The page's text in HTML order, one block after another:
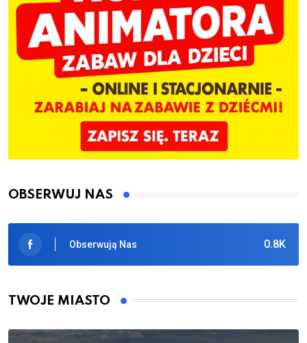
OBSERWUJ NAS
0.8K
Obserwują Nas
TWOJE MIASTO